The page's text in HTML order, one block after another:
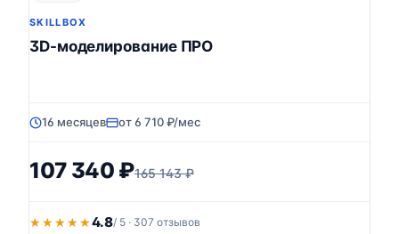
SKILLBOX
3D-моделирование ПРО
16 месяцев от 6 710 ₽/мес
107 340 ₽165 143 ₽
★★★★★
★★★★★4.8/ 5 · 307 отзывов